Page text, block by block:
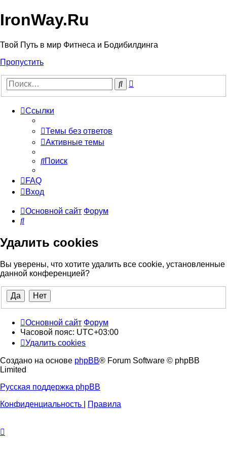
IronWay.Ru
Твой Путь в мир Фитнеса и Бодибилдинга
Пропустить
Поиск
Ссылки
Темы без ответов
Активные темы
Поиск
FAQ
Вход
Основной сайт Форум
Поиск
Удалить cookies
Вы уверены, что хотите удалить все cookie, установленные
данной конференцией?
Основной сайт Форум
Часовой пояс: UTC+03:00
Удалить cookies
Создано на основе phpBB® Forum Software © phpBB
Limited
Русская поддержка phpBB
Конфиденциальность
Правила